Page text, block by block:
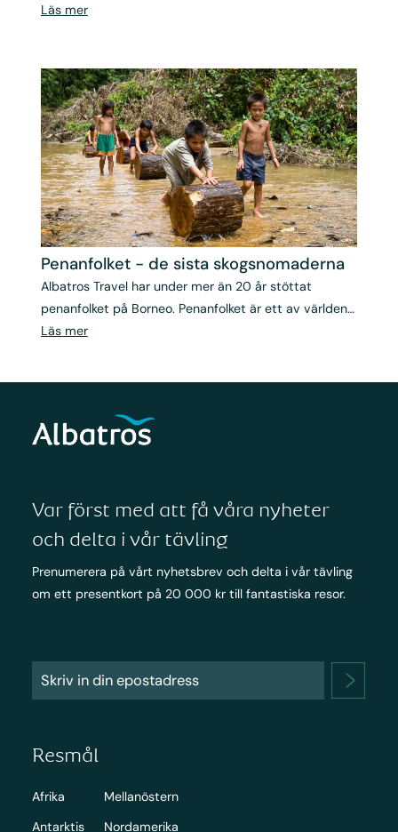
med hjälp av teckningar eller fotografier.
Läs mer
Penanfolket - de sista skogs­nomaderna
Albatros Travel har under mer än 20 år stöttat
penanfolket på Borneo. Penanfolket är ett av världens
sista jägar-samlarfolk.
Läs mer
Var först med att få våra nyheter
och delta i vår tävling
Prenumerera på vårt nyhetsbrev och delta i vår tävling
om ett presentkort på 20 000 kr till fantastiska resor.
Resmål
Afrika
Antarktis
Mellanöstern
Nordamerika